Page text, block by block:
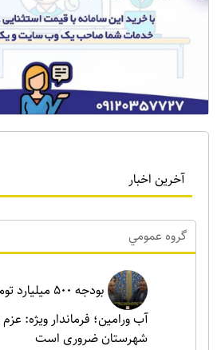
آخرین اخبار
گروه عمومي
بودجه ۵۰۰
آب ورامین؛ فرماندار ویژه:
شهرستان ضروری است